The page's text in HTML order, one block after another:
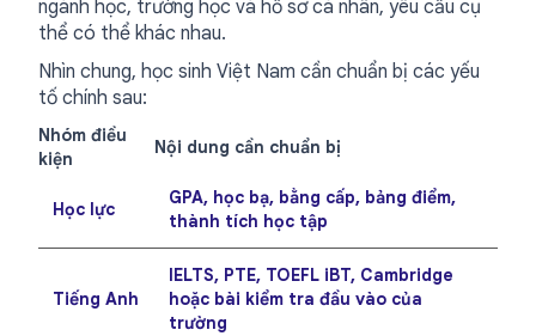
ngành học, trường học và hồ sơ cá nhân, yêu cầu cụ
thể có thể khác nhau.
Nhìn chung, học sinh Việt Nam cần chuẩn bị các yếu
tố chính sau:
Nhóm điều
kiện
Nội dung cần chuẩn bị
Học lực
GPA, học bạ, bằng cấp, bảng điểm,
thành tích học tập
Tiếng Anh
IELTS, PTE, TOEFL iBT, Cambridge
hoặc bài kiểm tra đầu vào của
trường